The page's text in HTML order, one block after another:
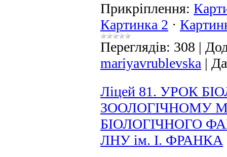
Прикріплення:
Картинка 2 ·
Переглядів: 308 |
mariyavrublevska |
Ліцей 81. УРОК
ЗООЛОГІЧНОМУ
БІОЛОГІЧНОГО
ЛНУ ім. І. ФРАНКА